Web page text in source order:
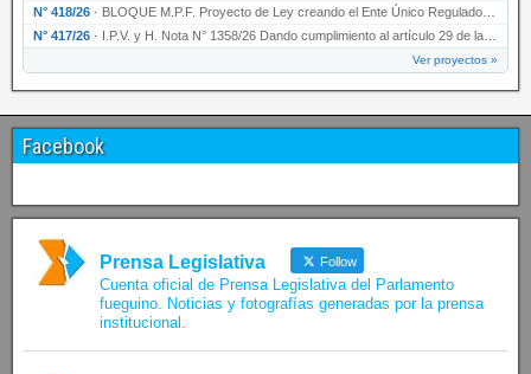
N° 418/26 · BLOQUE M.P.F. Proyecto de Ley creando el Ente Único Regulador de servicios públicos de la …
N° 417/26 · I.P.V. y H. Nota N° 1358/26 Dando cumplimiento al artículo 29 de la Ley provincial N° 1399…
Ver proyectos »
Facebook
Prensa Legislativa Follow
Cuenta oficial de Prensa Legislativa del Parlamento
fueguino. Noticias y fotografías generadas por la prensa
institucional.